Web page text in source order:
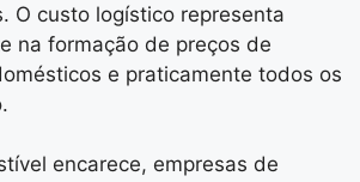
O custo logístico representa
na formação de preços de
e praticamente todos os
encarece, empresas de